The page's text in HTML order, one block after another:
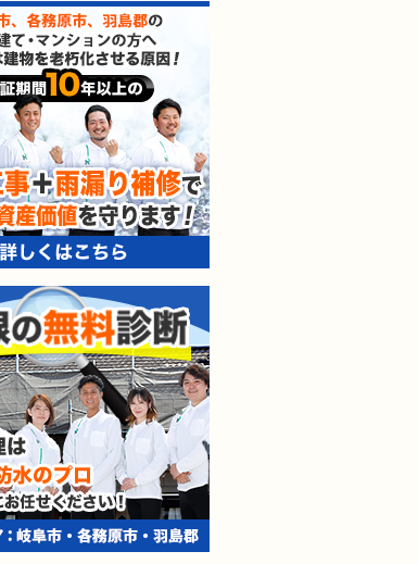
漏り補修のご相談・ご質問・無
願いできますか？
けど、いいですか？
えますか？
合わせください。
り込みは一切いたしません！ ご相談だけのお電話
料診断のご依頼フォームはこちら